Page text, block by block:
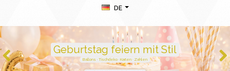
DE
Duftkerzen mit Zahlen –
persönlich schenken von 1 bis
105